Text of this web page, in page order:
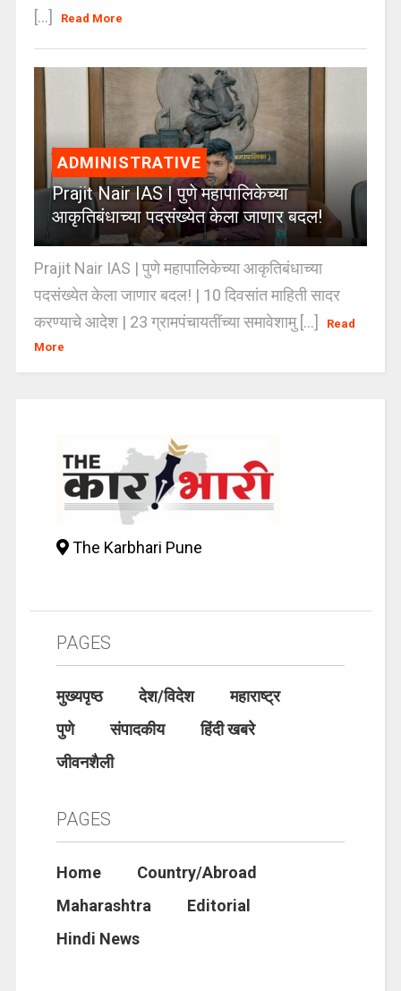
[...]
Read More
ADMINISTRATIVE
Prajit Nair IAS | पुणे महापालिकेच्या
आकृतिबंधाच्या पदसंख्येत केला जाणार बदल!
Prajit Nair IAS | पुणे महापालिकेच्या आकृतिबंधाच्या
पदसंख्येत केला जाणार बदल! | 10 दिवसांत माहिती सादर
करण्याचे आदेश | 23 ग्रामपंचायतींच्या समावेशामु [...]
Read
More
The Karbhari Pune
PAGES
मुख्यपृष्ठ देश/विदेश
महाराष्ट्र
पुणे
संपादकीय
हिंदी खबरे
जीवनशैली
PAGES
Home
Country/Abroad
Maharashtra
Editorial
Hindi News